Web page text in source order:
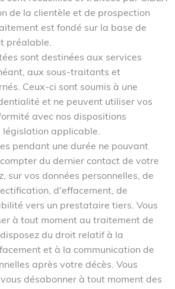
de la clientèle et de prospection
est fondé sur la base de
préalable.
sont destinées aux services
aux sous-traitants et
Ceux-ci sont soumis à une
et ne peuvent utiliser vos
avec nos dispositions
législation applicable.
pendant une durée ne pouvant
du dernier contact de votre
sur vos données personnelles, de
d'effacement, de
vers un prestataire tiers. Vous
à tout moment au traitement de
du droit relatif à la
et à la communication de
après votre décès. Vous
désabonner à tout moment des